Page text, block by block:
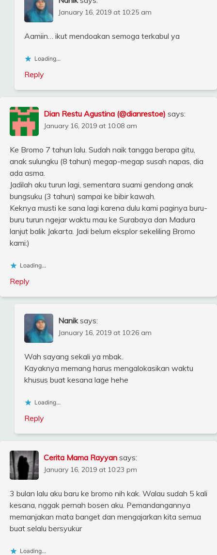
January 16, 2019 at 10:25 am
Aamiin… ikut mendoakan semoga terkabul ya
Loading...
Reply
Dian Restu Agustina (@dianrestoe) says:
January 16, 2019 at 10:08 am
Ke Bromo 7 tahun lalu. Sudah naik tangga berapa gitu,
anak sulungku (8 tahun) megap-megap susah napas, dia
ada asma.
Jadilah aku turun lagi, sementara suami gendong anak
bungsuku (3 tahun) sampai ke bibir kawah.
Keknya musti ke sana lagi karena dulu kami paginya buru-
buru turun ngejar waktu mau ke Surabaya dan Madura
lanjut balik Jakarta. Jadi belum eksplor sekeliling Bromo
kami:)
Loading...
Reply
Nanik says:
January 16, 2019 at 10:26 am
Wah sayang sekali ya mbak.
Kayaknya memang harus mengalokasikan waktu
khusus buat kesana lage hehe
Loading...
Reply
Cerita Mama Rayyan says:
January 16, 2019 at 10:23 pm
3 bulan lalu aku baru ke bromo nih kak. Walau sudah 5 kali
kesana, nggak pernah bosen aku. Pemandangannya
memanjakan mata banget dan mengajarkan kita semua
buat selalu bersyukur
Loading...